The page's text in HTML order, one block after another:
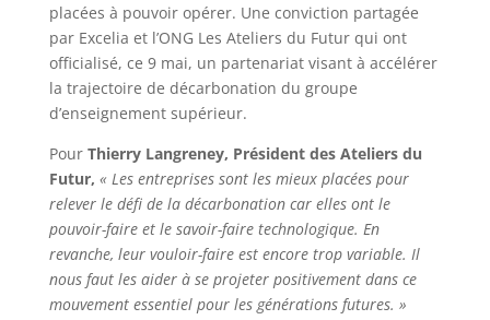
placées à pouvoir opérer. Une conviction partagée
par Excelia et l’ONG Les Ateliers du Futur qui ont
officialisé, ce 9 mai, un partenariat visant à accélérer
la trajectoire de décarbonation du groupe
d’enseignement supérieur.
Pour Thierry Langreney, Président des Ateliers du
Futur, « Les entreprises sont les mieux placées pour
relever le défi de la décarbonation car elles ont le
pouvoir-faire et le savoir-faire technologique. En
revanche, leur vouloir-faire est encore trop variable. Il
nous faut les aider à se projeter positivement dans ce
mouvement essentiel pour les générations futures. »